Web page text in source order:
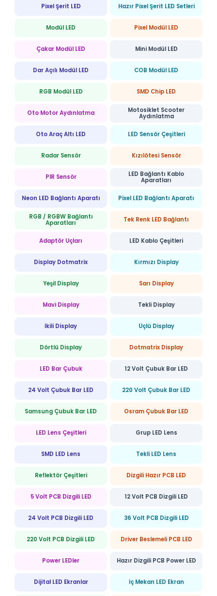
Pixel Şerit LED Hazır Pixel Şerit LED Setleri
Modül LED Pixel Modül LED
Çakar Modül LED Mini Modül LED
Dar Açılı Modül LED COB Modül LED
RGB Modül LED SMD Chip LED
Oto Motor Aydınlatma
Motosiklet Scooter
Aydınlatma
Oto Araç Altı LED LED Sensör Çeşitleri
Radar Sensör Kızılötesi Sensör
PIR Sensör
LED Bağlantı Kablo
Aparatları
Neon LED Bağlantı Aparatı Pixel LED Bağlantı Aparatı
RGB / RGBW Bağlantı
Aparatları
Tek Renk LED Bağlantı
Adaptör Uçları LED Kablo Çeşitleri
Display Dotmatrix Kırmızı Display
Yeşil Display Sarı Display
Mavi Display Tekli Display
İkili Display Üçlü Display
Dörtlü Display Dotmatrix Display
LED Bar Çubuk 12 Volt Çubuk Bar LED
24 Volt Çubuk Bar LED 220 Volt Çubuk Bar LED
Samsung Çubuk Bar LED Osram Çubuk Bar LED
LED Lens Çeşitleri Grup LED Lens
SMD LED Lens Tekli LED Lens
Reflektör Çeşitleri Dizgili Hazır PCB LED
5 Volt PCB Dizgili LED 12 Volt PCB Dizgili LED
24 Volt PCB Dizgili LED 36 Volt PCB Dizgili LED
220 Volt PCB Dizgili LED Driver Beslemeli PCB LED
Power LEDler Hazır Dizgili PCB Power LED
Dijital LED Ekranlar İç Mekan LED Ekran